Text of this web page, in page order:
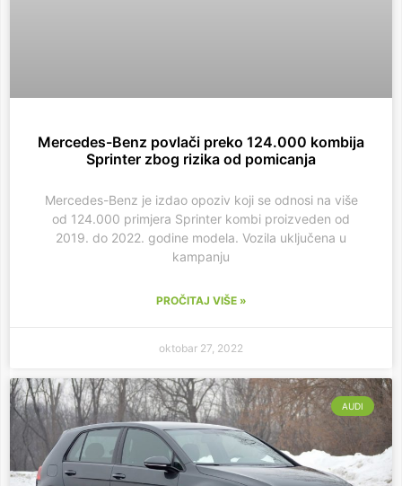
Mercedes-Benz povlači preko 124.000 kombija
Sprinter zbog rizika od pomicanja
Mercedes-Benz je izdao opoziv koji se odnosi na više
od 124.000 primjera Sprinter kombi proizveden od
2019. do 2022. godine modela. Vozila uključena u
kampanju
PROČITAJ VIŠE »
oktobar 27, 2022
AUDI